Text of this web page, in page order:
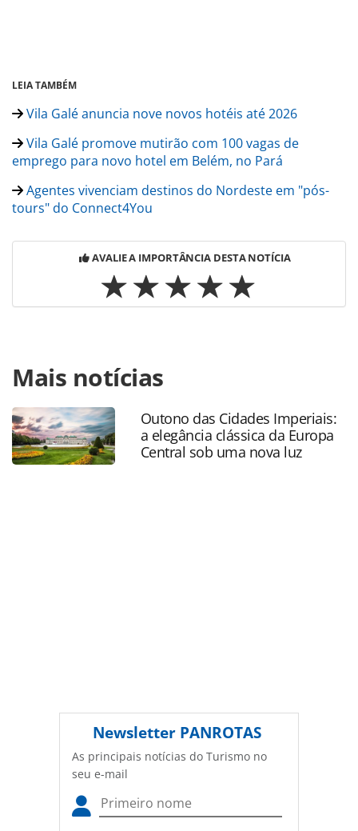
LEIA TAMBÉM
Vila Galé anuncia nove novos hotéis até 2026
Vila Galé promove mutirão com 100 vagas de
emprego para novo hotel em Belém, no Pará
Agentes vivenciam destinos do Nordeste em "pós-
tours" do Connect4You
AVALIE A IMPORTÂNCIA DESTA NOTÍCIA
https://www.panrotas.com.br/hotelaria/mercado/2025/09/
gale-avalia-potencial-de-goias-e-reforca-presenca-
internacional-em-cuba_221284.html ou as ferramentas
oferecidas na página. Todo o conteúdo produzido pela
PANROTAS Editora é protegido pela legislação brasileira
sobre direito autoral. Não reproduza o conteúdo sem
Mais notícias
Outono das Cidades Imperiais:
a elegância clássica da Europa
Central sob uma nova luz
Newsletter PANROTAS
As principais notícias do Turismo no
seu e-mail